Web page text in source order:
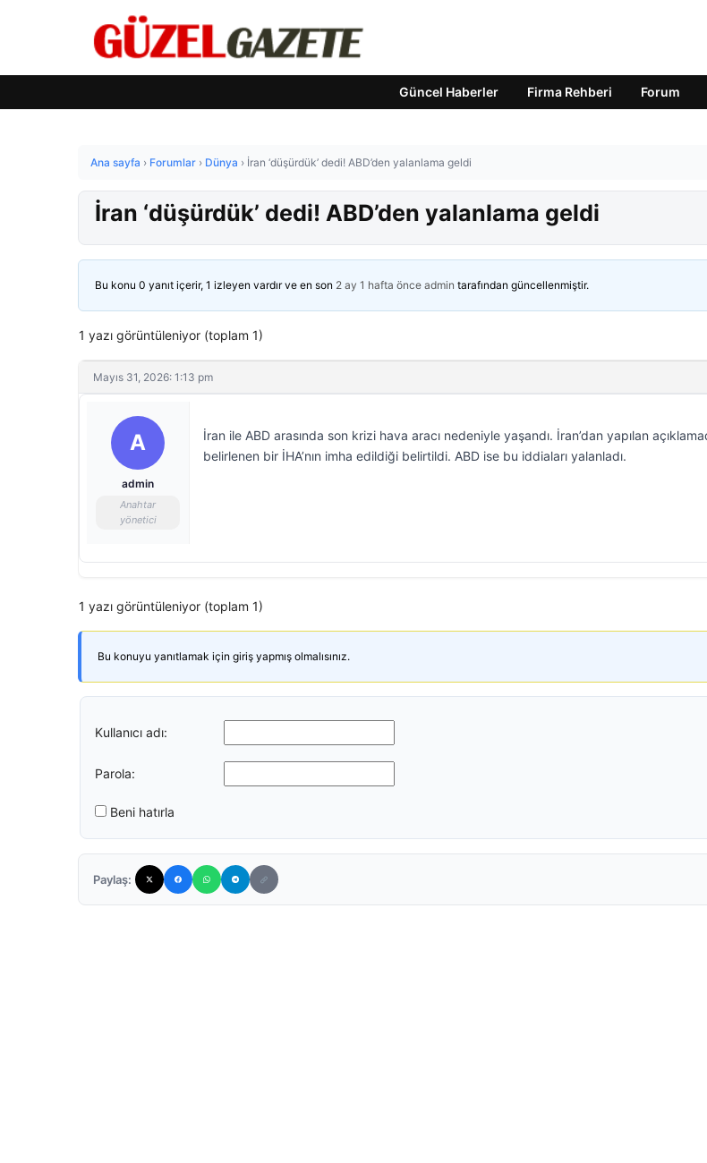
Güncel Haberler Firma Rehberi Forum
Ana sayfa › Forumlar › Dünya › İran ‘düşürdük’ dedi! ABD’den yalanlama geldi
İran ‘düşürdük’ dedi! ABD’den yalanlama geldi
Bu konu 0 yanıt içerir, 1 izleyen vardır ve en son 2 ay 1 hafta önce admin tarafından güncellenmiştir.
1 yazı görüntüleniyor (toplam 1)
Mayıs 31, 2026: 1:13 pm
A
admin
Anahtar
yönetici
İran ile ABD arasında son krizi hava aracı nedeniyle yaşandı. İran’dan yapılan
belirlenen bir İHA’nın imha edildiği belirtildi. ABD ise bu iddiaları yalanladı.
1 yazı görüntüleniyor (toplam 1)
Bu konuyu yanıtlamak için giriş yapmış olmalısınız.
Kullanıcı adı:
Parola:
Beni hatırla
Paylaş: